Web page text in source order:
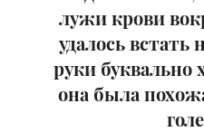
лужи крови
удалось
руки буквально
она была